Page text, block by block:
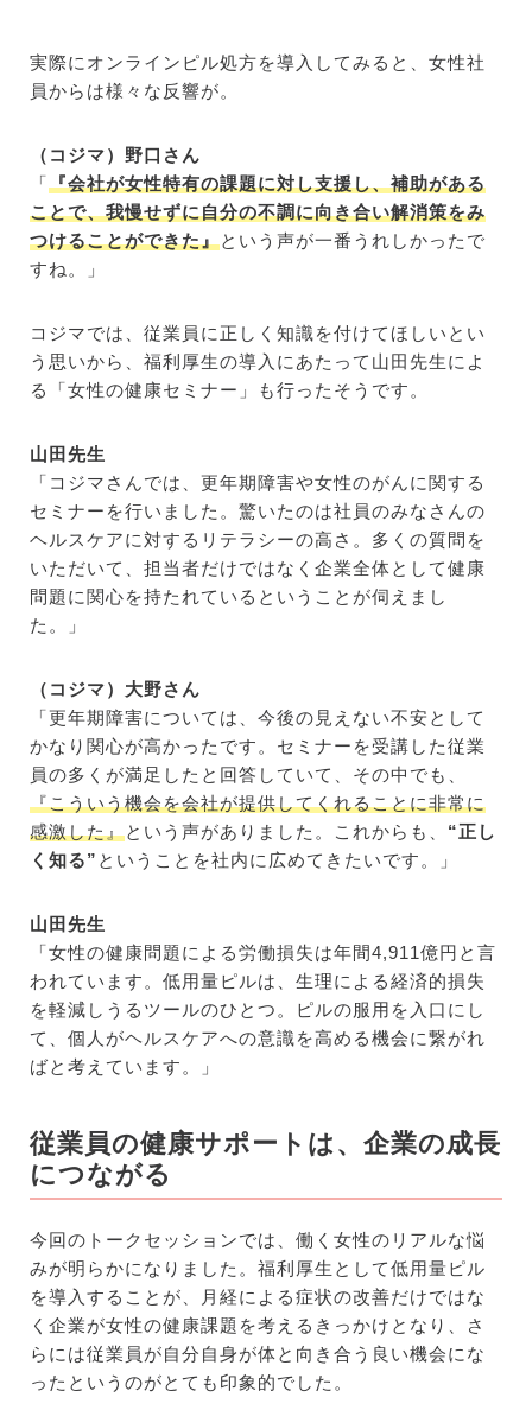
実際にオンラインピル処方を導入してみると、女性社
員からは様々な反響が。
（コジマ）野口さん
「『会社が女性特有の課題に対し支援し、補助がある
ことで、我慢せずに自分の不調に向き合い解消策をみ
つけることができた』という声が一番うれしかったで
すね。」
コジマでは、従業員に正しく知識を付けてほしいとい
う思いから、福利厚生の導入にあたって山田先生によ
る「女性の健康セミナー」も行ったそうです。
山田先生
「コジマさんでは、更年期障害や女性のがんに関する
セミナーを行いました。驚いたのは社員のみなさんの
ヘルスケアに対するリテラシーの高さ。多くの質問を
いただいて、担当者だけではなく企業全体として健康
問題に関心を持たれているということが伺えまし
た。
」
（コジマ）大野さん
「更年期障害については、今後の見えない不安として
かなり関心が高かったです。セミナーを受講した従業
員の多くが満足したと回答していて、その中でも、
『こういう機会を会社が提供してくれることに非常に
感激した』という声がありました。これからも、 “正し
く知る” ということを社内に広めてきたいです。」
山田先生
「女性の健康問題による労働損失は年間4,911億円と言
われています。 低用量ピルは、生理による経済的損失
を軽減しうるツールのひとつ。ピルの服用を入口にし
て、個人がヘルスケアへの意識を高める機会に繋がれ
ばと考えています。」
従業員の健康サポートは、企業の成長
につながる
今回のトークセッションでは、働く女性のリアルな悩
みが明らかになりました。福利厚生として低用量ピル
を導入することが、月経による症状の改善だけではな
く企業が女性の健康課題を考えるきっかけとなり、さ
らには従業員が自分自身が体と向き合う良い機会にな
ったというのがとても印象的でした。